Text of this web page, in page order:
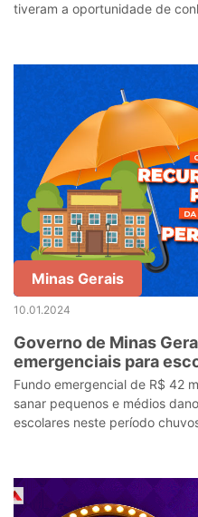
tiveram a oportunidade de
Minas Gerais
10.01.2024
Governo de Minas
emergenciais para
enfrentarem período
Fundo emergencial de R$ 42
sanar pequenos e médios
escolares neste período